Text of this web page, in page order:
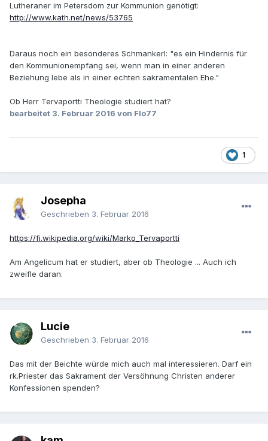
Lutheraner im Petersdom zur Kommunion genötigt:
http://www.kath.net/news/53765
Daraus noch ein besonderes Schmankerl: "es ein Hindernis für
den Kommunionempfang sei, wenn man in einer anderen
Beziehung lebe als in einer echten sakramentalen Ehe."
Ob Herr Tervaportti Theologie studiert hat?
bearbeitet 3. Februar 2016 von Flo77
1
Josepha
Geschrieben 3. Februar 2016
https://fi.wikipedia.org/wiki/Marko_Tervaportti
Am Angelicum hat er studiert, aber ob Theologie ... Auch ich
zweifle daran.
Lucie
Geschrieben 3. Februar 2016
Das mit der Beichte würde mich auch mal interessieren. Darf ein
rk.Priester das Sakrament der Versöhnung Christen anderer
Konfessionen spenden?